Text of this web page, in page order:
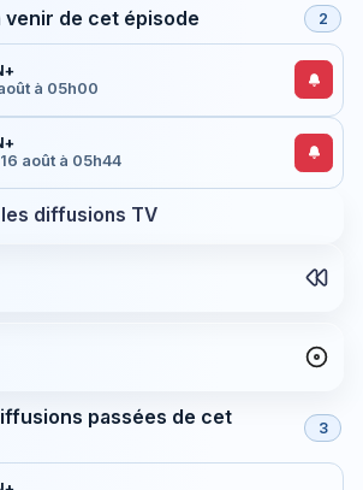
venir de cet épisode 2
à 05h00
août à 05h44
diffusions TV
passées de cet
3